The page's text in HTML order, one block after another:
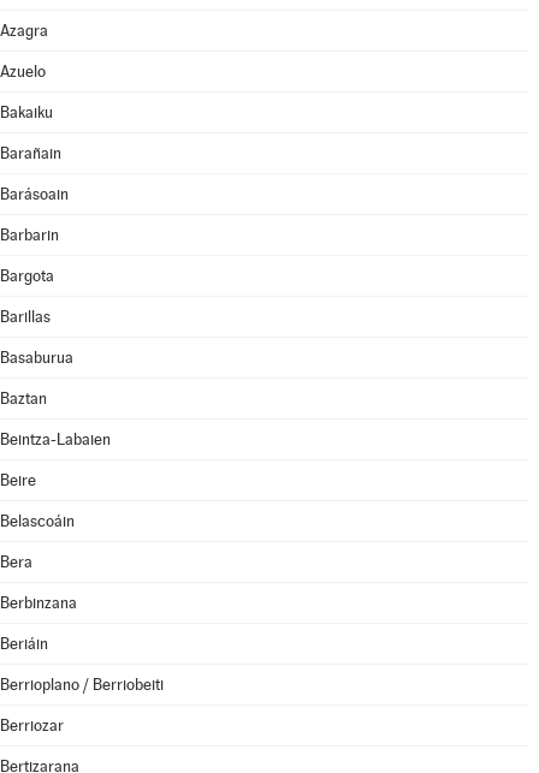
Azagra
Azuelo
Bakaiku
Barañain
Barásoain
Barbarin
Bargota
Barillas
Basaburua
Baztan
Beintza-Labaien
Beire
Belascoáin
Bera
Berbinzana
Beriáin
Berrioplano / Berriobeiti
Berriozar
Bertizarana